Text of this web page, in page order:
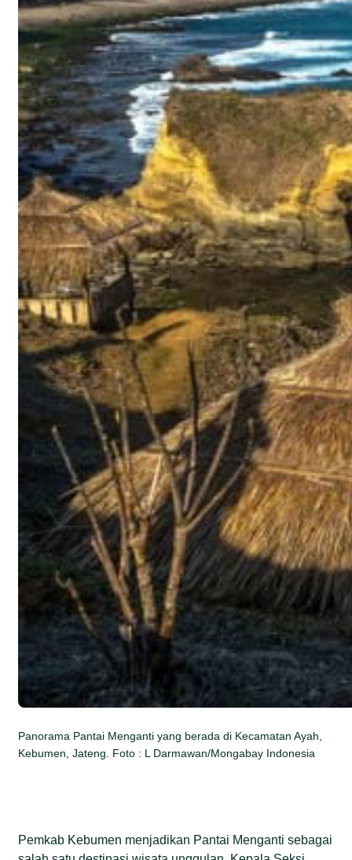
Panorama Pantai Menganti yang berada di Kecamatan Ayah,
Kebumen, Jateng. Foto : L Darmawan/Mongabay Indonesia
Pemkab Kebumen menjadikan Pantai Menganti sebagai